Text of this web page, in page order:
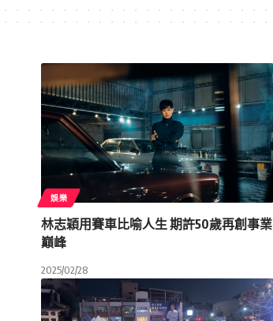
娛樂
林志穎用賽車比喻人生 期許50歲再創事業
巔峰
2025/02/28